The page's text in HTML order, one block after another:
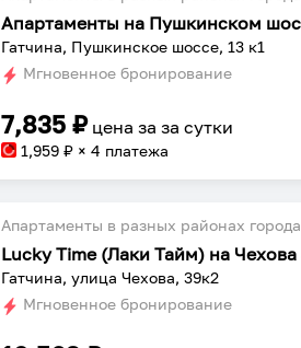
Апартаменты на Пушкинском
Гатчина, Пушкинское шоссе, 13 к1
Мгновенное бронирование
7,835 ₽ цена заза сутки
1,959 ₽ × 4 платежа
Апартаменты в разных районах города
Lucky Time (Лаки Тайм) на Чехова
Гатчина, улица Чехова, 39к2
Мгновенное бронирование